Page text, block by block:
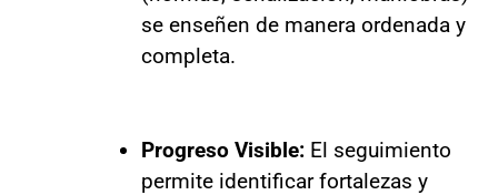
se enseñen de manera ordenada y
completa.
Progreso Visible:El seguimiento
permite identificar fortalezas y